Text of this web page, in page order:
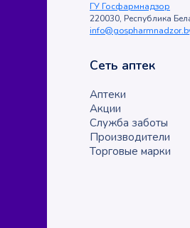
ГУ Госфармнадзор
220030, Республика
Сеть аптек
Аптеки
Акции
Служба заботы
Производители
Торговые марки